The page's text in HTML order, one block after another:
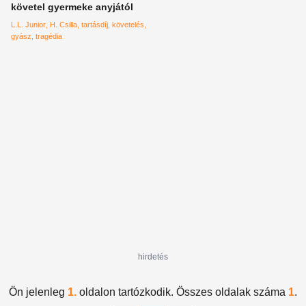
követel gyermeke anyjától
L.L. Junior H. Csilla tartásdíj követelés
gyász tragédia
hirdetés
Ön jelenleg 1. oldalon tartózkodik. Összes oldalak száma 1.